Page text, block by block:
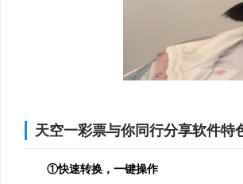
天空一彩票与你同行分享软件特
①快速转换，一键操作